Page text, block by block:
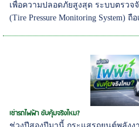
เพื่อความปลอดภัยสูงสุด ระบบตรวจ
(Tire Pressure Monitoring
เช่ารถไฟฟ้า ขับคุ้มจริงไหม?